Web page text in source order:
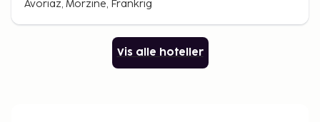
Avoriaz, Morzine, Frankrig
Vis alle hoteller